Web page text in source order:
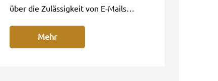
über die Zuläs­sig­keit von E‑Mails…
Mehr